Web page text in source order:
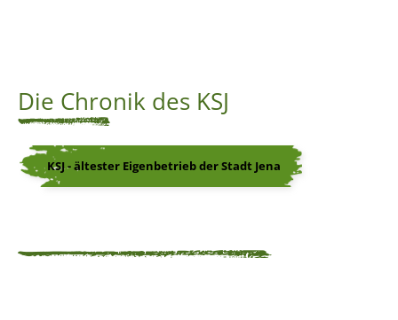
Die Chronik des KSJ
KSJ - ältester Eigenbetrieb der Stadt Jena